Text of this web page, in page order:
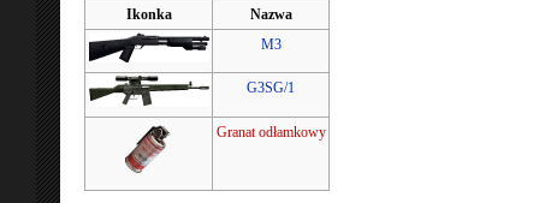
Ikonka
Nazwa
M3
G3SG/1
Granat odłamkowy